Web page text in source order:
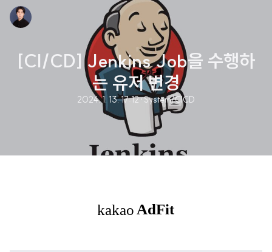
[CI/CD] Jenkins Job을 수행하
는 유저 변경
2024. 1. 13. 17:12·System/CICD